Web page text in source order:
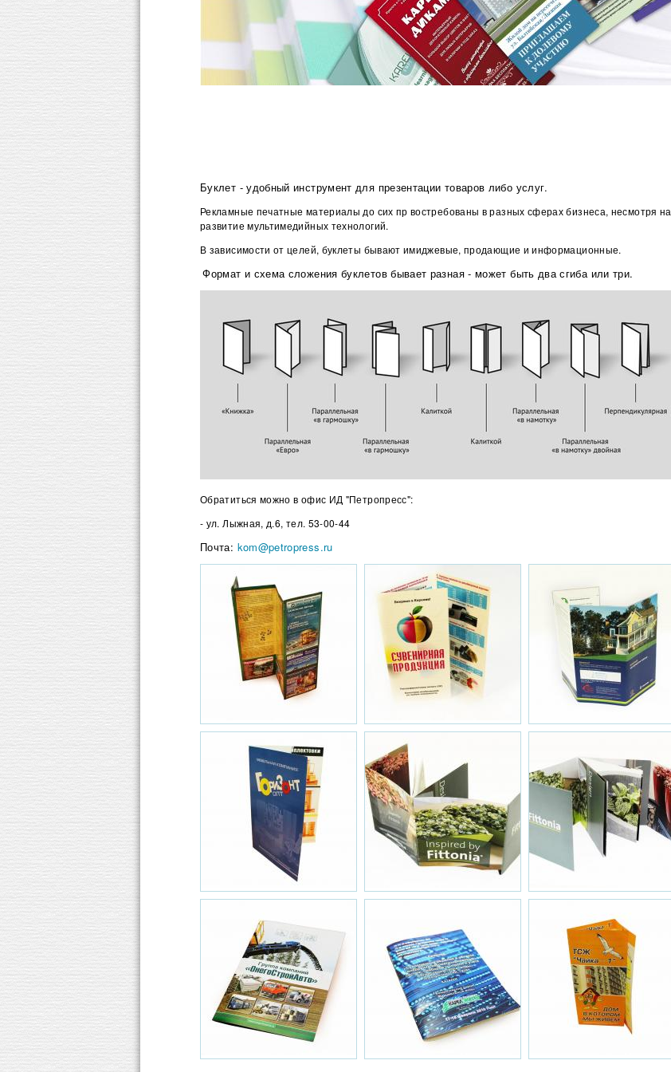
Буклет - удобный инструмент для презентации товаров либо услуг.
Рекламные печатные материалы до сих пр востребованы в разных сферах бизнеса, несмотря на
развитие мультимедийных технологий.
В зависимости от целей, буклеты бывают имиджевые, продающие и информационные.
Формат и схема сложения буклетов бывает разная - может быть два сгиба или три.
Обратиться можно в офис ИД "Петропресс":
- ул. Лыжная, д.6, тел. 53-00-44
Почта: kom@petropress.ru